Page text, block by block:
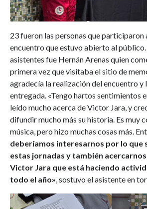
23 fueron las personas que participaron
encuentro que estuvo abierto al público.
asistentes fue Hernán Arenas quien
primera vez que visitaba el sitio de
agradecía la realización del encuentro y
entregada. «Tengo hartos sentimientos
leído mucho acerca de Victor Jara, y
difundir mucho más su historia. Es muy
música, pero hizo muchas cosas más.
deberíamos interesarnos por lo que
estas jornadas y también acercarnos
Victor Jara que está haciendo
todo el año» , sostuvo el asistente en